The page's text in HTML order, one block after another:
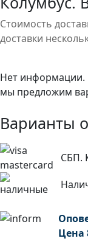
Стоимость
доставки
Нет информации.
мы предложим
Варианты
СБП.
Цена